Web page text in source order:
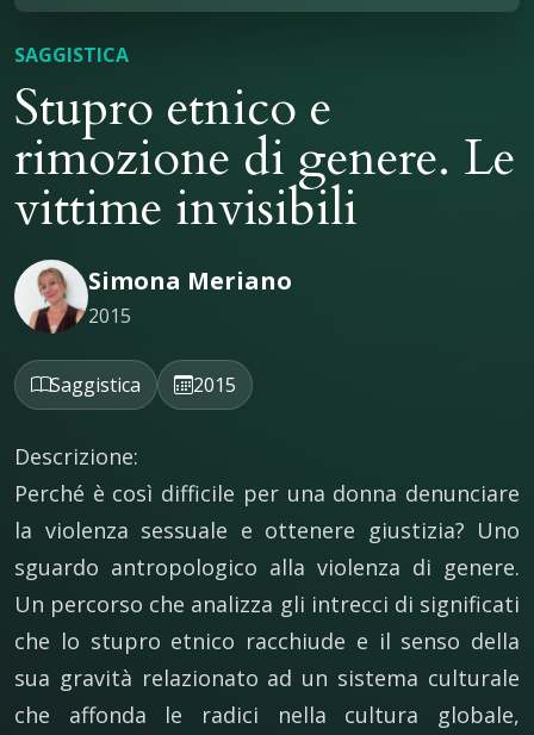
SAGGISTICA
Stupro etnico e
rimozione di genere. Le
vittime invisibili
Simona Meriano
2015
Saggistica 2015
Descrizione:
Perché è così difficile per una donna denunciare
la violenza sessuale e ottenere giustizia? Uno
sguardo antropologico alla violenza di genere.
Un percorso che analizza gli intrecci di significati
che lo stupro etnico racchiude e il senso della
sua gravità relazionato ad un sistema culturale
che affonda le radici nella cultura globale,